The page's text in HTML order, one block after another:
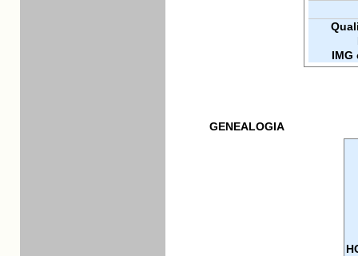
IMG
GENEALOGIA